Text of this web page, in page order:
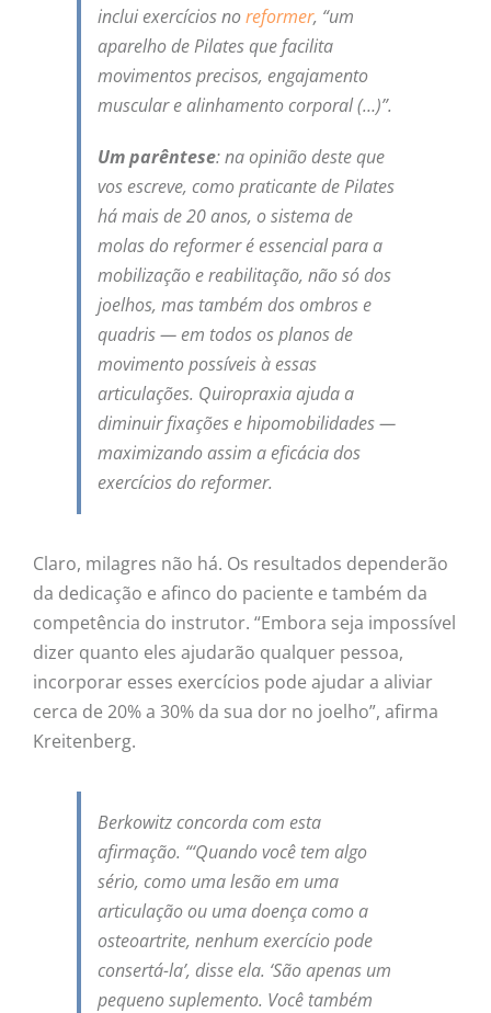
inclui exercícios noreformer, “um
aparelho de Pilates que facilita
movimentos precisos, engajamento
muscular e alinhamento corporal (…)”.
Um parêntese: na opinião deste que
vos escreve, como praticante de Pilates
há mais de 20 anos, o sistema de
molas do reformer é essencial para a
mobilização e reabilitação, não só dos
joelhos, mas também dos ombros e
quadris — em todos os planos de
movimento possíveis à essas
articulações. Quiropraxia ajuda a
diminuir fixações e hipomobilidades —
maximizando assim a eficácia dos
exercícios do reformer.
Claro, milagres não há. Os resultados dependerão
da dedicação e afinco do paciente e também da
competência do instrutor. “Embora seja impossível
dizer quanto eles ajudarão qualquer pessoa,
incorporar esses exercícios pode ajudar a aliviar
cerca de 20% a 30% da sua dor no joelho”, afirma
Kreitenberg.
Berkowitz concorda com esta
afirmação. “‘Quando você tem algo
sério, como uma lesão em uma
articulação ou uma doença como a
osteoartrite, nenhum exercício pode
consertá-la’, disse ela. ‘São apenas um
pequeno suplemento. Você também